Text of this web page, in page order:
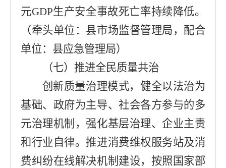
元GDP生产安全事故死亡率持续降低。
（牵头单位： 县市场监督管理局 ，配合
单位： 县应急管理局）
（七）推进全民质量共治
创新质量治理模式，健全以法治为
基础、政府为主导、社会各方参与的多
元治理机制，强化基层治理、企业主责
和行业自律。推进消费维权服务站及消
费纠纷在线解决机制建设，按照国家部